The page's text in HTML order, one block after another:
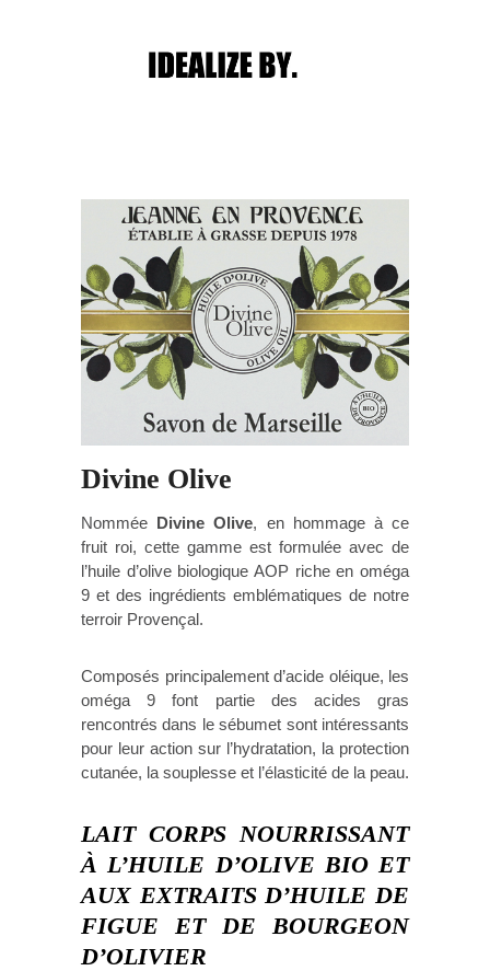
Post navigation
Divine Olive
Nommée Divine Olive, en hommage à ce
fruit roi, cette gamme est formulée avec de
l’huile d’olive biologique AOP riche en oméga
9 et des ingrédients emblématiques de notre
terroir Provençal.
Composés principalement d’acide oléique, les
oméga 9 font partie des acides gras
rencontrés dans le sébumet sont intéressants
pour leur action sur l’hydratation, la protection
cutanée, la souplesse et l’élasticité de la peau.
LAIT CORPS NOURRISSANT
À L’HUILE D’OLIVE BIO ET
AUX EXTRAITS D’HUILE DE
FIGUE ET DE BOURGEON
D’OLIVIER